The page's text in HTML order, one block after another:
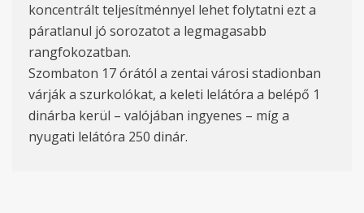
koncentrált teljesítménnyel lehet folytatni ezt a
páratlanul jó sorozatot a legmagasabb
rangfokozatban.
Szombaton 17 órától a zentai városi stadionban
várják a szurkolókat, a keleti lelátóra a belépő 1
dinárba kerül – valójában ingyenes – míg a
nyugati lelátóra 250 dinár.